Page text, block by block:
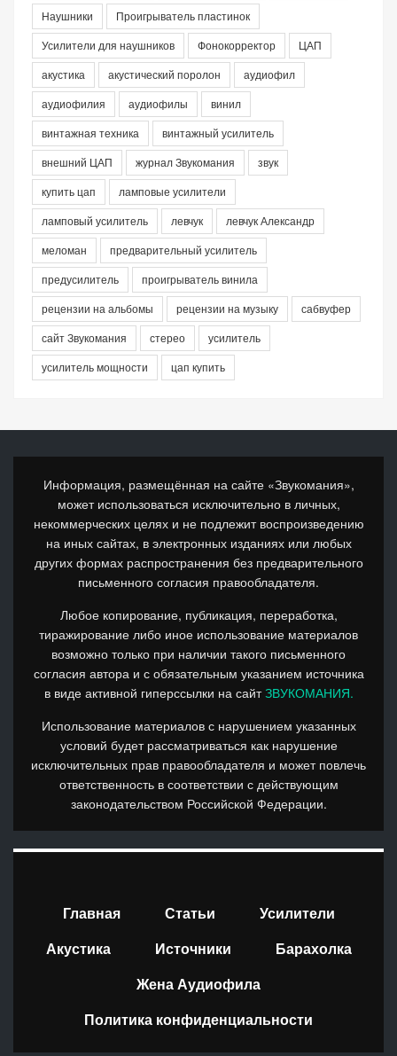
Наушники
Проигрыватель пластинок
Усилители для наушников
Фонокорректор
ЦАП
акустика
акустический поролон
аудиофил
аудиофилия
аудиофилы
винил
винтажная техника
винтажный усилитель
внешний ЦАП
журнал Звукомания
звук
купить цап
ламповые усилители
ламповый усилитель
левчук
левчук Александр
меломан
предварительный усилитель
предусилитель
проигрыватель винила
рецензии на альбомы
рецензии на музыку
сабвуфер
сайт Звукомания
стерео
усилитель
усилитель мощности
цап купить
Информация, размещённая на сайте «Звукомания»,
может использоваться исключительно в личных,
некоммерческих целях и не подлежит воспроизведению
на иных сайтах, в электронных изданиях или любых
других формах распространения без предварительного
письменного согласия правообладателя.
Любое копирование, публикация, переработка,
тиражирование либо иное использование материалов
возможно только при наличии такого письменного
согласия автора и с обязательным указанием источника
в виде активной гиперссылки на сайтЗВУКОМАНИЯ.
Использование материалов с нарушением указанных
условий будет рассматриваться как нарушение
исключительных прав правообладателя и может повлечь
ответственность в соответствии с действующим
законодательством Российской Федерации.
Главная Статьи
Усилители
Акустика
Источники
Барахолка
Жена Аудиофила
Политика конфиденциальности